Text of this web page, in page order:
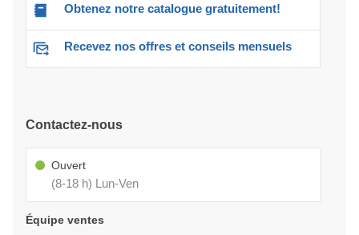
Obtenez notre catalogue gratuitement!
Recevez nos offres et conseils mensuels
Contactez-nous
Ouvert
(8-18 h) Lun-Ven
Équipe ventes